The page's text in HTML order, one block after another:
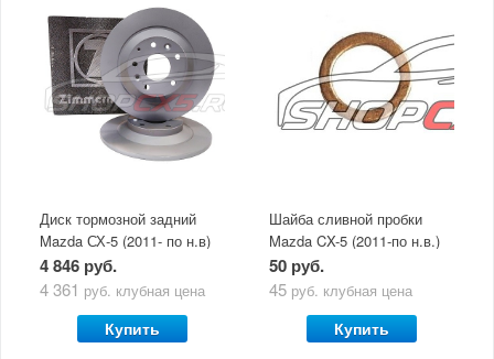
Диск тормозной задний
Mazda СХ-5 (2011- по н.в)
Zimmermann 1шт
4 846 руб.
4 361 руб. клубная цена
Купить
Шайба сливной пробки
Mazda CX-5 (2011-по н.в.)
Victor Reinz
50 руб.
45 руб. клубная цена
Купить